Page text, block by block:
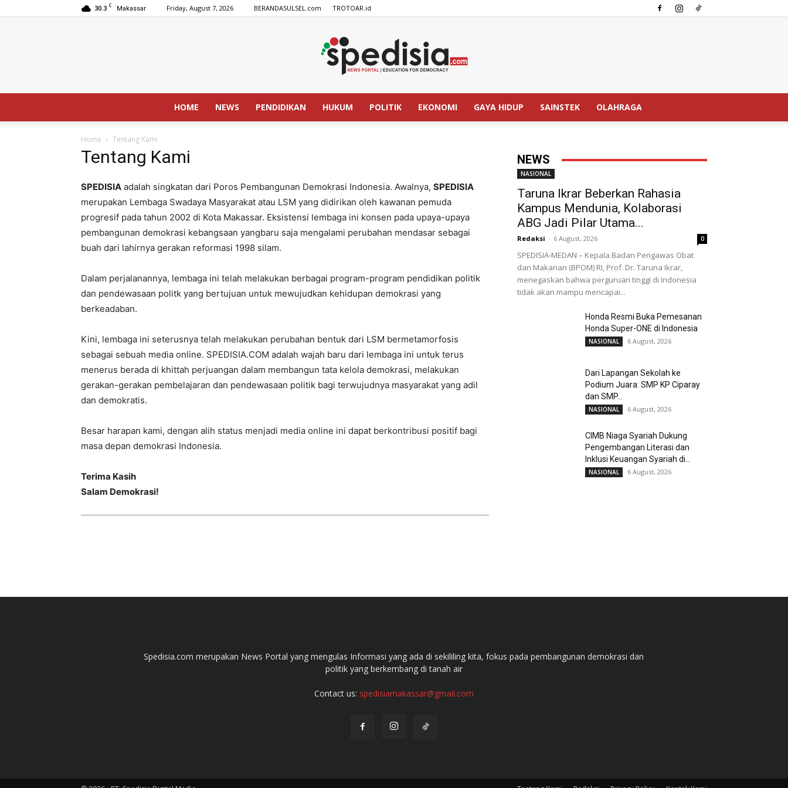
30.3 C Makassar Friday, August 7, 2026 BERANDASULSEL.com TROTOAR.id
SPEDISIA.com
HOME NEWS PENDIDIKAN HUKUM POLITIK EKONOMI GAYA HIDUP SAINSTEK OLAHRAGA
Home Tentang Kami
Tentang Kami
SPEDISIA adalah singkatan dari Poros Pembangunan Demokrasi Indonesia. Awalnya, SPEDISIA
merupakan Lembaga Swadaya Masyarakat atau LSM yang didirikan oleh kawanan pemuda
progresif pada tahun 2002 di Kota Makassar. Eksistensi lembaga ini konsen pada upaya-upaya
pembangunan demokrasi kebangsaan yangbaru saja mengalami perubahan mendasar sebagai
buah dari lahirnya gerakan reformasi 1998 silam.
Dalam perjalanannya, lembaga ini telah melakukan berbagai program-program pendidikan politik
dan pendewasaan politk yang bertujuan untuk mewujudkan kehidupan demokrasi yang
berkeadaban.
Kini, lembaga ini seterusnya telah melakukan perubahan bentuk dari LSM bermetamorfosis
sebagai sebuah media online. SPEDISIA.COM adalah wajah baru dari lembaga ini untuk terus
menerus berada di khittah perjuangan dalam membangun tata kelola demokrasi, melakukan
gerakan-gerakan pembelajaran dan pendewasaan politik bagi terwujudnya masyarakat yang adil
dan demokratis.
Besar harapan kami, dengan alih status menjadi media online ini dapat berkontribusi positif bagi
masa depan demokrasi Indonesia.
Terima Kasih
Salam Demokrasi!
NEWS
NASIONAL
Taruna Ikrar Beberkan Rahasia
Kampus Mendunia, Kolaborasi
ABG Jadi Pilar Utama...
Redaksi - 6 August, 2026 0
SPEDISIA-MEDAN – Kepala Badan Pengawas Obat
dan Makanan (BPOM) RI, Prof. Dr. Taruna Ikrar,
menegaskan bahwa perguruan tinggi di Indonesia
tidak akan mampu mencapai...
Honda Resmi Buka Pemesanan
Honda Super-ONE di Indonesia
NASIONAL 6 August, 2026
Dari Lapangan Sekolah ke
Podium Juara: SMP KP Ciparay
dan SMP...
NASIONAL 6 August, 2026
CIMB Niaga Syariah Dukung
Pengembangan Literasi dan
Inklusi Keuangan Syariah di...
NASIONAL 6 August, 2026
Spedisia.com merupakan News Portal yang mengulas Informasi yang ada di sekililing kita, fokus pada pembangunan demokrasi dan
politik yang berkembang di tanah air
Contact us: spedisiamakassar@gmail.com